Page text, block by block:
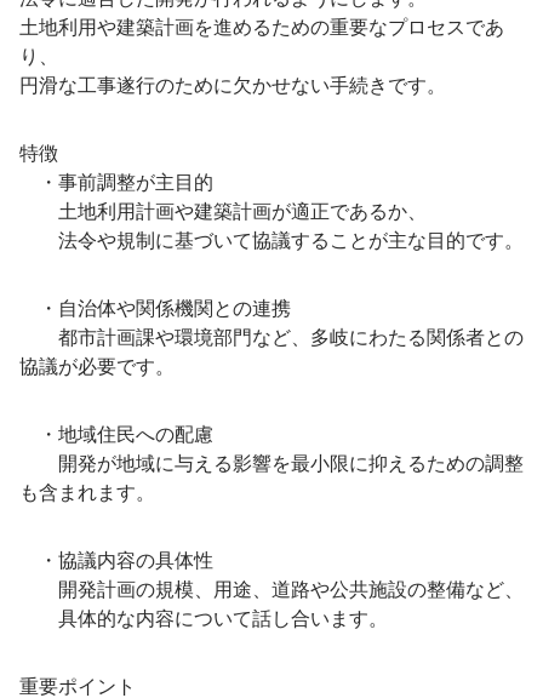
土地利用や建築計画を進めるための重要なプロセスであ
り、
円滑な工事遂行のために欠かせない手続きです。
特徴
・事前調整が主目的
土地利用計画や建築計画が適正であるか、
法令や規制に基づいて協議することが主な目的です。
・自治体や関係機関との連携
都市計画課や環境部門など、多岐にわたる関係者との
協議が必要です。
・地域住民への配慮
開発が地域に与える影響を最小限に抑えるための調整
も含まれます。
・協議内容の具体性
開発計画の規模、用途、道路や公共施設の整備など、
具体的な内容について話し合います。
重要ポイント